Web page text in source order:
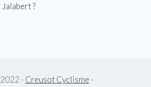
?
- Creusot Cyclisme -